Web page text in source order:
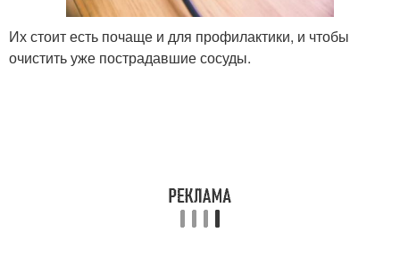
Их стоит есть почаще и для профилактики, и чтобы
очистить уже пострадавшие сосуды.